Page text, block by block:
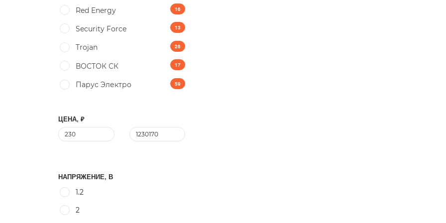
Red Energy 16
Security Force 13
Trojan 26
ВОСТОК СК 17
Парус Электро 59
ЦЕНА, ₽
НАПРЯЖЕНИЕ, В
1.2
2